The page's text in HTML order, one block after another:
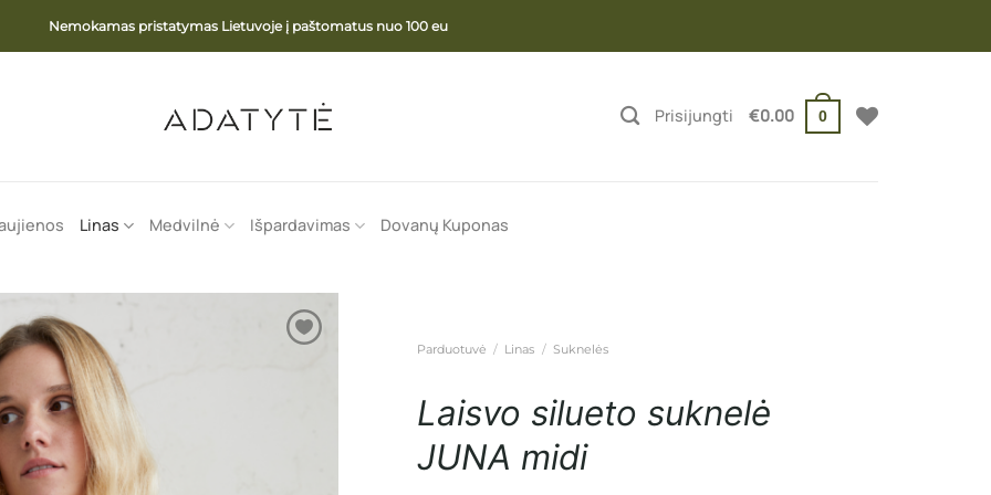
Nemokamas pristatymas Lietuvoje į paštomatus nuo 100 eu
Prisijungti €0.00 0
Linas Medvilnė Išpardavimas Dovanų Kuponas
Parduotuvė / Linas / Suknelės
Laisvo silueto suknelė
JUNA midi